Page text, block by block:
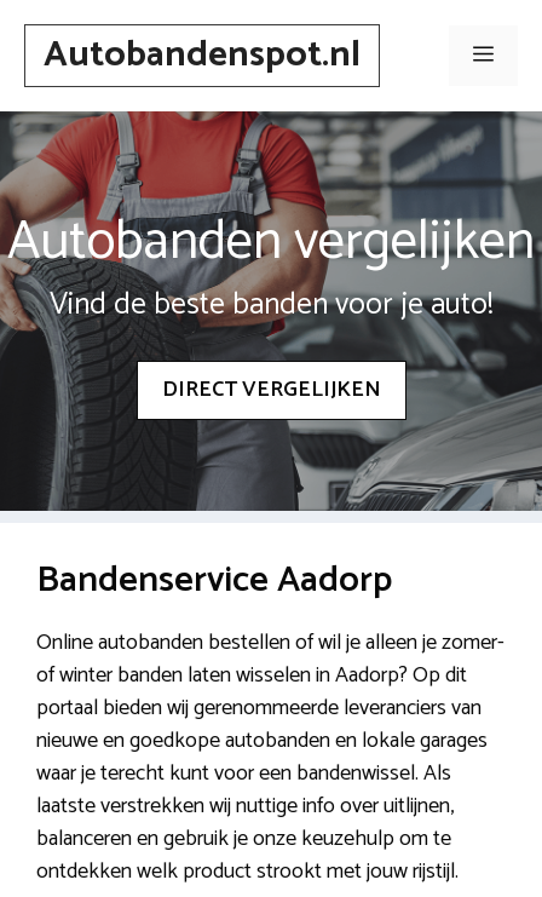
Spring
inhoudAutobandenspot.nl Menu
Autobanden vergelijken
Vind de beste banden voor je auto!
DIRECT VERGELIJKEN
Bandenservice Aadorp
Online autobanden bestellen of wil je alleen je zomer-
of winter banden laten wisselen in Aadorp? Op dit
portaal bieden wij gerenommeerde leveranciers van
nieuwe en goedkope autobanden en lokale garages
waar je terecht kunt voor een bandenwissel. Als
laatste verstrekken wij nuttige info over uitlijnen,
balanceren en gebruik je onze keuzehulp om te
ontdekken welk product strookt met jouw rijstijl.